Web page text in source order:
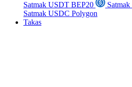
Satmak USDT BEP20
Satmak USDC Polygon
Takas